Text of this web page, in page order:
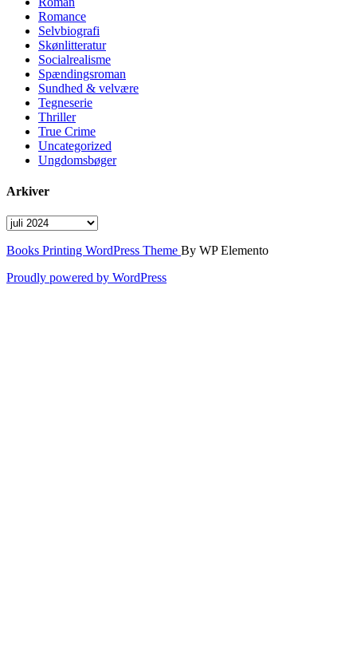
Romance
Selvbiografi
Skønlitteratur
Socialrealisme
Spændingsroman
Sundhed & velvære
Tegneserie
Thriller
True Crime
Uncategorized
Ungdomsbøger
Arkiver
Arkiver
Books Printing WordPress Theme By WP Elemento
Proudly powered by WordPress